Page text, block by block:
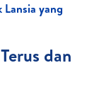
yang
dan